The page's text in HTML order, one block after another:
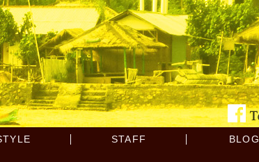
STAFF BLOG